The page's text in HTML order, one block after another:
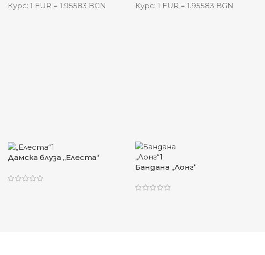
Курс: 1 EUR = 1.95583 BGN Курс: 1 EUR = 1.95583 BGN
Дамска блуза „Елеста“
Бандана „Лонг“